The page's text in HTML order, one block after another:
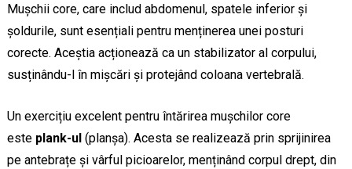
Mușchii core, care includ abdomenul, spatele inferior și
șoldurile, sunt esențiali pentru menținerea unei posturi
corecte. Aceștia acționează ca un stabilizator al corpului,
susținându-l în mișcări și protejând coloana vertebrală.
Un exercițiu excelent pentru întărirea mușchilor core
este plank-ul (planșa). Acesta se realizează prin sprijinirea
pe antebrațe și vârful picioarelor, menținând corpul drept, din